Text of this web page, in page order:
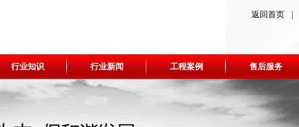
返回首页
行业知识 行业新闻 工程案例 售后服务